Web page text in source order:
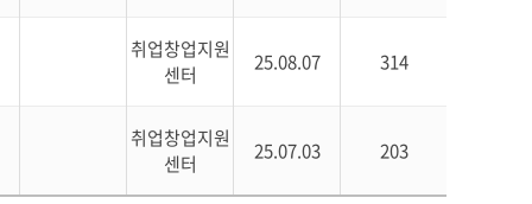
취업창업지원
센터
25.08.07 314
취업창업지원
센터
25.07.03 203